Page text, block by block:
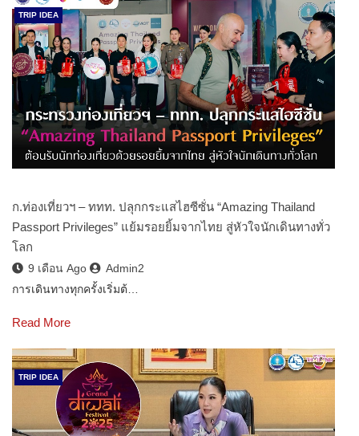
TRIP IDEA
ก.ท่องเที่ยวฯ – ททท. ปลุกกระแสไฮซีซั่น “Amazing Thailand
Passport Privileges” แย้มรอยยิ้มจากไทย สู่หัวใจนักเดินทางทั่ว
โลก
9 เดือน Ago
Admin2
การเดินทางทุกครั้งเริ่มต้…
Read More
TRIP IDEA